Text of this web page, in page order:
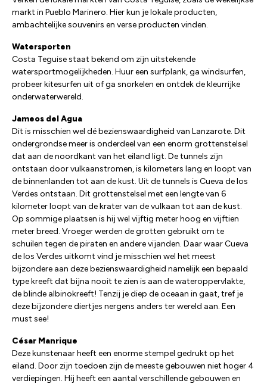
markt in Pueblo Marinero. Hier kun je lokale producten,
ambachtelijke souvenirs en verse producten vinden.
Watersporten
Costa Teguise staat bekend om zijn uitstekende
watersportmogelijkheden. Huur een surfplank, ga windsurfen,
probeer kitesurfen uit of ga snorkelen en ontdek de kleurrijke
onderwaterwereld.
Jameos del Agua
Dit is misschien wel dé bezienswaardigheid van Lanzarote. Dit
ondergrondse meer is onderdeel van een enorm grottenstelsel
dat aan de noordkant van het eiland ligt. De tunnels zijn
ontstaan door vulkaanstromen, is kilometers lang en loopt van
de binnenlanden tot aan de kust. Uit de tunnels is Cueva de los
Verdes ontstaan. Dit grottenstelsel met een lengte van 6
kilometer loopt van de krater van de vulkaan tot aan de kust.
Op sommige plaatsen is hij wel vijftig meter hoog en vijftien
meter breed. Vroeger werden de grotten gebruikt om te
schuilen tegen de piraten en andere vijanden. Daar waar Cueva
de los Verdes uitkomt vind je misschien wel het meest
bijzondere aan deze bezienswaardigheid namelijk een bepaald
type kreeft dat bijna nooit te zien is aan de wateroppervlakte,
de blinde albinokreeft! Tenzij je diep de oceaan in gaat, tref je
deze bijzondere diertjes nergens anders ter wereld aan. Een
must see!
César Manrique
Deze kunstenaar heeft een enorme stempel gedrukt op het
eiland. Door zijn toedoen zijn de meeste gebouwen niet hoger 4
verdiepingen. Hij heeft een aantal verschillende gebouwen en